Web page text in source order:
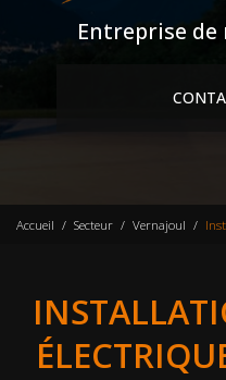
Entreprise
Accueil Secteur Vernajoul